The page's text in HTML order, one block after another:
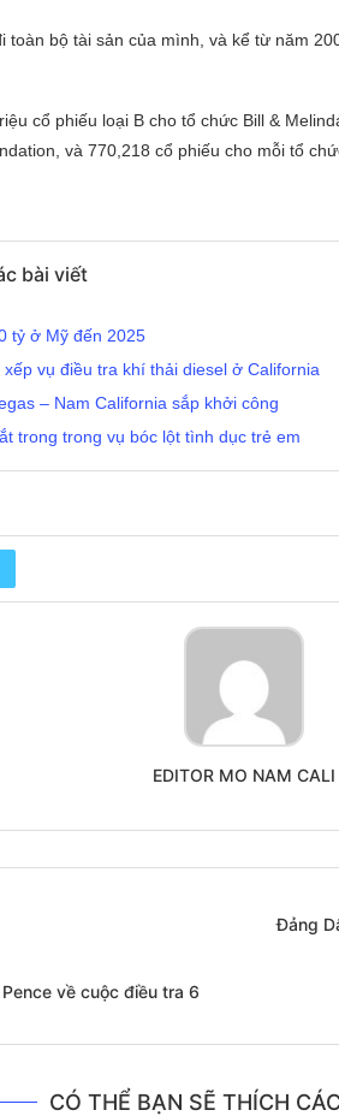
toàn bộ tài sản của mình, và kể từ năm
cổ phiếu loại B cho tổ chức Bill &
và 770,218 cổ phiếu cho mỗi tổ
bài viết
tỷ ở Mỹ đến 2025
vụ điều tra khí thải diesel ở California
– Nam California sắp khởi công
trong trong vụ bóc lột tình dục trẻ em
EDITOR MO NAM CALI
về cuộc điều tra 6
Đảng
CÓ THỂ BẠN SẼ THÍCH